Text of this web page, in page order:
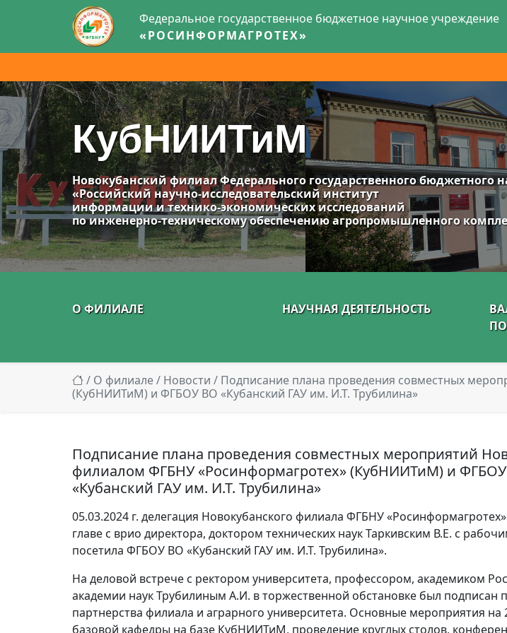
Федеральное государственное бюджетное научное учреждение
«РОСИНФОРМАГРОТЕХ»
КубНИИТиМ
Новокубанский филиал Федерального государственного бюджетного
«Российский научно-исследовательский институт
информации и технико-экономических исследований
по инженерно-техническому обеспечению агропромышленного
О ФИЛИАЛЕ НАУЧНАЯ ДЕЯТЕЛЬНОСТЬ
/ О филиале/ Новости / Подписание плана проведения совместных
(КубНИИТиМ) и ФГБОУ ВО «Кубанский ГАУ им. И.Т. Трубилина»
Подписание плана проведения совместных мероприятий
филиалом ФГБНУ «Росинформагротех» (КубНИИТиМ) и
«Кубанский ГАУ им. И.Т. Трубилина»
05.03.2024 г. делегация Новокубанского филиала ФГБНУ
главе с врио директора, доктором технических наук Таркивским В.Е. с
посетила ФГБОУ ВО «Кубанский ГАУ им. И.Т. Трубилина».
На деловой встрече с ректором университета, профессором, академиком
академии наук Трубилиным А.И. в торжественной обстановке был подписан
партнерства филиала и аграрного университета. Основные мероприятия на
базовой кафедры на базе КубНИИТиМ, проведение круглых столов,